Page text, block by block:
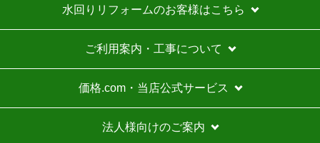
水回りリフォームのお客様はこちら
ご利用案内・工事について
価格.com・当店公式サービス
法人様向けのご案内